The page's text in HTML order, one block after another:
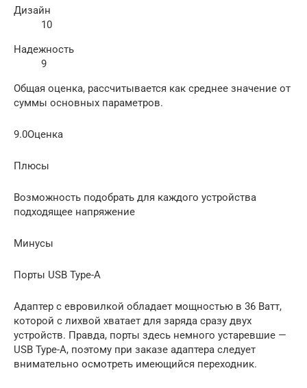
Дизайн
10
Надежность
9
Общая оценка, рассчитывается как среднее значение от
суммы основных параметров.
9.0Оценка
Плюсы
Возможность подобрать для каждого устройства
подходящее напряжение
Минусы
Порты USB Type-A
Адаптер с евровилкой обладает мощностью в 36 Ватт,
которой с лихвой хватает для заряда сразу двух
устройств. Правда, порты здесь немного устаревшие —
USB Type-A, поэтому при заказе адаптера следует
внимательно осмотреть имеющийся переходник.